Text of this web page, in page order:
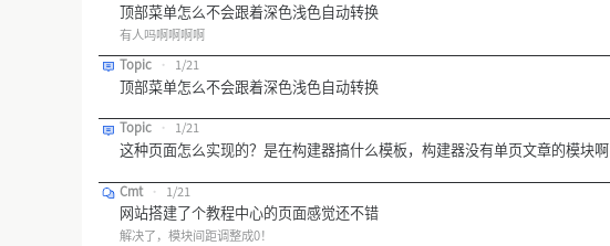
顶部菜单怎么不会跟着深色浅色自动转换
有人吗啊啊啊啊
Topic
• 1/21
顶部菜单怎么不会跟着深色浅色自动转换
Topic • 1/21
这种页面怎么实现的？是在构建器搞什么模板，构建器没有单页文章的模块啊
Cmt • 1/21
网站搭建了个教程中心的页面感觉还不错
解决了，模块间距调整成0！